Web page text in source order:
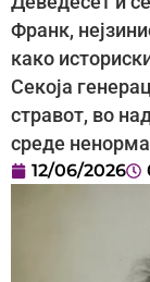
Франк,
како
Секоја
стравот, во
среде
12/06/2026